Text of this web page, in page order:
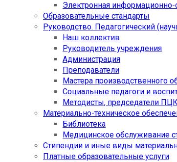
Электронная информационно-
Образовательные стандарты
Руководство. Педагогический
Наш коллектив
Руководитель учреждения
Администрация
Преподаватели
Мастера производственного
Социальные педагоги и
Методисты, председатели
Материально-техническое
Библиотека
Медицинское обслуживание
Стипендии и иные виды
Платные образовательные услуги